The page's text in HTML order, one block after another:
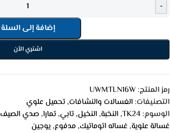
-
إضافة إلى السلة
اشتري الأن
رمز المنتج: UWMTLN16W
التصنيفات: الغسالات والنشافات, تحميل علوي
الوسوم: TK24
, النخبة, النخيل, تابي, تمارا, صدي الصيف
غسالة علوية, غساله اتوماتيك, مدفوع, يوجين